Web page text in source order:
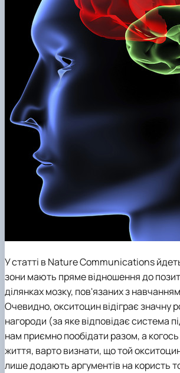
У статті в Nature Communications
зони мають пряме відношення до
ділянках мозку, пов'язаних з
Очевидно, окситоцин відіграє значну
нагороди (за яке відповідає система
нам приємно пообідати разом, а
життя, варто визнати, що той
лише додають аргументів на користь